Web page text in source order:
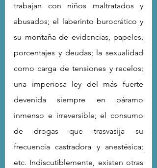
trabajan con niños maltratados y
abusados; el laberinto burocrático y
su montaña de evidencias, papeles,
porcentajes y deudas; la sexualidad
como carga de tensiones y recelos;
una imperiosa ley del más fuerte
devenida siempre en páramo
inmenso e irreversible; el consumo
de drogas que trasvasija su
frecuencia castradora y anestésica;
etc. Indiscutiblemente, existen otras